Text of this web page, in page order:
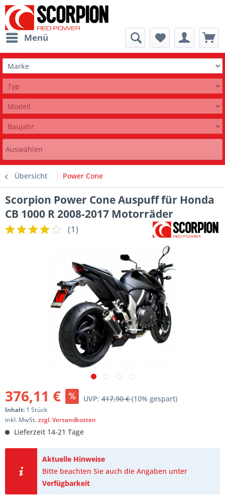
Menü
Auswählen
Übersicht Power Cone
Scorpion Power Cone Auspuff für Honda
CB 1000 R 2008-2017 Motorräder
(1)
376,11 € UVP: 417,90 €(10% gespart)
Inhalt: 1 Stück
inkl. MwSt.zzgl. Versandkosten
Lieferzeit 14-21 Tage
Aktuelle Hinweise
Bitte beachten Sie auch die Angaben unter
Verfügbarkeit